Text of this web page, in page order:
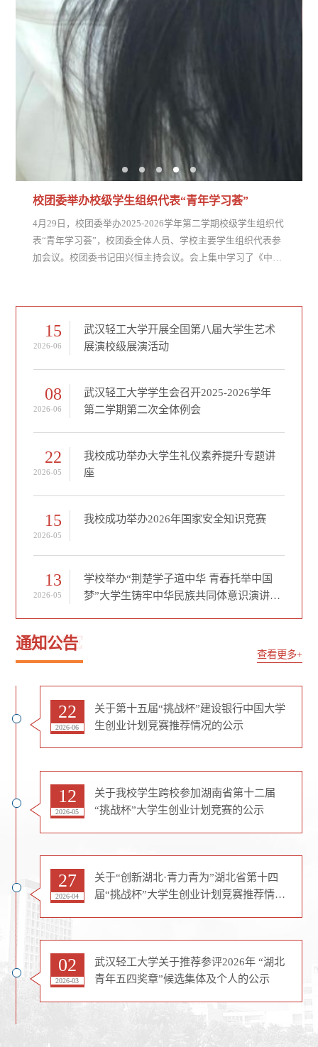
校团委举办校级学生组织代表“青年学习荟”
4月29日，校团委举办2025-2026学年第二学期校级学生组织代
表“青年学习荟”，校团委全体人员、学校主要学生组织代表参
加会议。校团委书记田兴恒主持会议。会上集中学习了《中国
青团工作座谈会精神、中共武汉轻工大学委员会二届十次全体
会议精神、武汉轻工大学第三届教代会一次会议暨第三次工会
会员代表大会精神。会议指出，...
15
2026-06
武汉轻工大学开展全国第八届大学生艺术
展演校级展演活动
08
2026-06
武汉轻工大学学生会召开2025-2026学年
第二学期第二次全体例会
22
2026-05
我校成功举办大学生礼仪素养提升专题讲
座
15
2026-05
我校成功举办2026年国家安全知识竞赛
13
2026-05
学校举办“荆楚学子道中华 青春托举中国
梦”大学生铸牢中华民族共同体意识演讲比
NOTICE
通知公告
查看更多+
22
2026-06
关于第十五届“挑战杯”建设银行中国大学
生创业计划竞赛推荐情况的公示
12
2026-05
关于我校学生跨校参加湖南省第十二届
“挑战杯”大学生创业计划竞赛的公示
27
2026-04
关于“创新湖北·青力青为”湖北省第十四
届“挑战杯”大学生创业计划竞赛推荐情况
02
2026-03
武汉轻工大学关于推荐参评2026年 “湖北
青年五四奖章”候选集体及个人的公示